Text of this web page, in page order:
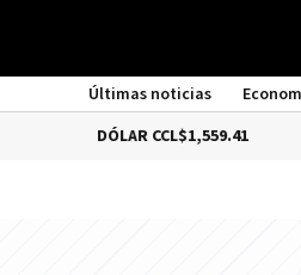
Últimas noticias
DÓLAR CCL$1,559.41